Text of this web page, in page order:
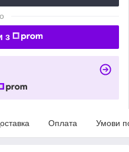
з
Оплата Умови